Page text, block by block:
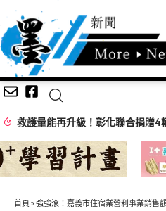
首頁 » 強強滾！嘉義市住宿業營利事業銷售